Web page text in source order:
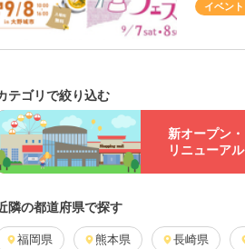
イベント
テゴリで絞り込む
新オープン・
リニューアル
隣の都道府県で探す
福岡県 熊本県 長崎県